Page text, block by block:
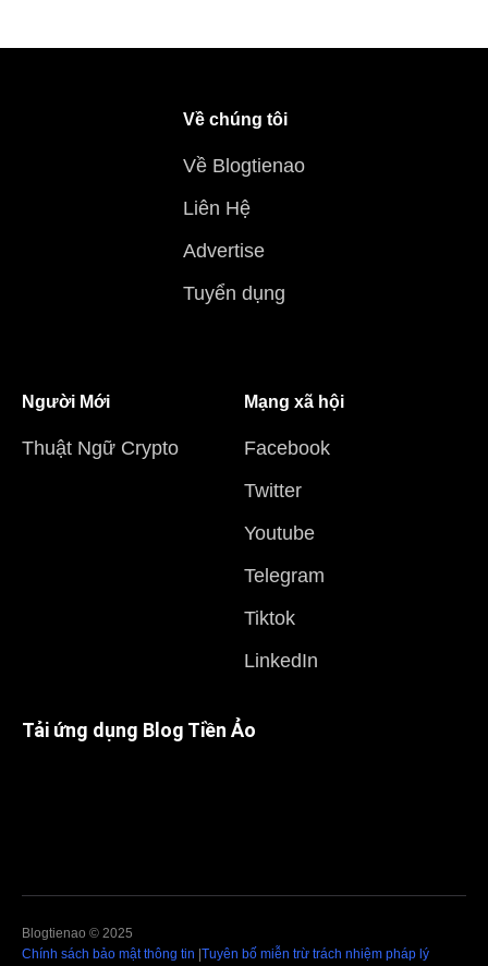
Về chúng tôi
Về Blogtienao
Liên Hệ
Advertise
Tuyển dụng
Người Mới
Thuật Ngữ Crypto
Mạng xã hội
Facebook
Twitter
Youtube
Telegram
Tiktok
LinkedIn
Tải ứng dụng Blog Tiền Ảo
Blogtienao © 2025
Chính sách bảo mật thông tin Tuyên bố miễn trừ trách nhiệm pháp lý